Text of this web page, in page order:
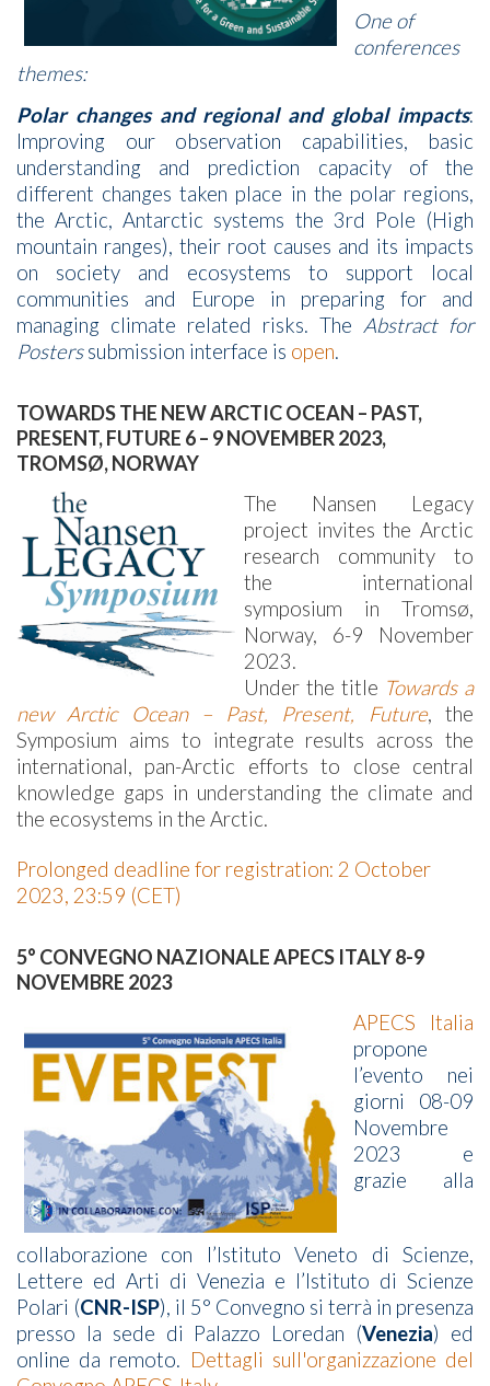
One of
conferences
themes:
Polar changes and regional and global impacts:
Improving our observation capabilities, basic
understanding and prediction capacity of the
different changes taken place in the polar regions,
the Arctic, Antarctic systems the 3rd Pole (High
mountain ranges), their root causes and its impacts
on society and ecosystems to support local
communities and Europe in preparing for and
managing climate related risks. The Abstract for
Posterssubmission interface is open.
TOWARDS THE NEW ARCTIC OCEAN – PAST,
PRESENT, FUTURE 6 – 9 NOVEMBER 2023,
TROMSØ, NORWAY
The Nansen Legacy
project invites the Arctic
research community to
the international
symposium in Tromsø,
Norway, 6-9 November
2023.
Under the title Towards a
new Arctic Ocean – Past, Present, Future, the
Symposium aims to integrate results across the
international, pan-Arctic efforts to close central
knowledge gaps in understanding the climate and
the ecosystems in the Arctic.
Prolonged deadline for registration: 2 October
2023, 23:59 (CET)
5° CONVEGNO NAZIONALE APECS ITALY 8-9
NOVEMBRE 2023
APECS Italia
propone
l’evento nei
giorni 08-09
Novembre
2023 e
grazie alla
collaborazione con l’Istituto Veneto di Scienze,
Lettere ed Arti di Venezia e l’Istituto di Scienze
Polari (CNR-ISP), il 5° Convegno si terrà in presenza
presso la sede di Palazzo Loredan (Venezia) ed
online da remoto. Dettagli sull'organizzazione del